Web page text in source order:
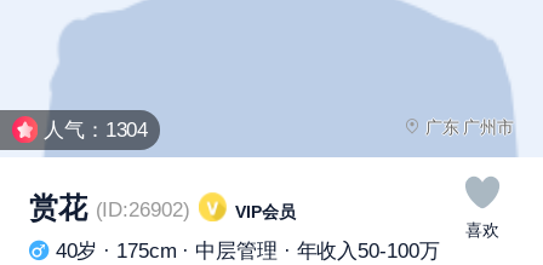
人气：1304 广东 广州市
赏花 (ID:26902) VIP会员
40岁 · 175cm · 中层管理 · 年收入50-100万
喜欢